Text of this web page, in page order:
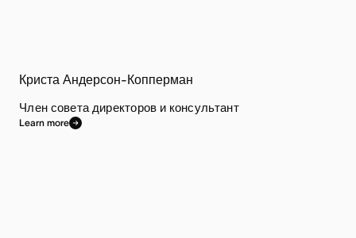
Криста Андерсон-Копперман
Член совета директоров и консультант
Learn more